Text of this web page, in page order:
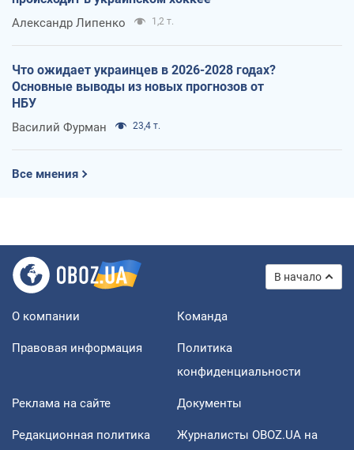
Александр Липенко 1,2 т.
Что ожидает украинцев в 2026-2028 годах?
Основные выводы из новых прогнозов от
НБУ
Василий Фурман 23,4 т.
Все мнения
В начало
О компании Команда
Правовая информация
Политика
конфиденциальности
Реклама на сайте Документы
Редакционная политика
Журналисты OBOZ.UA на